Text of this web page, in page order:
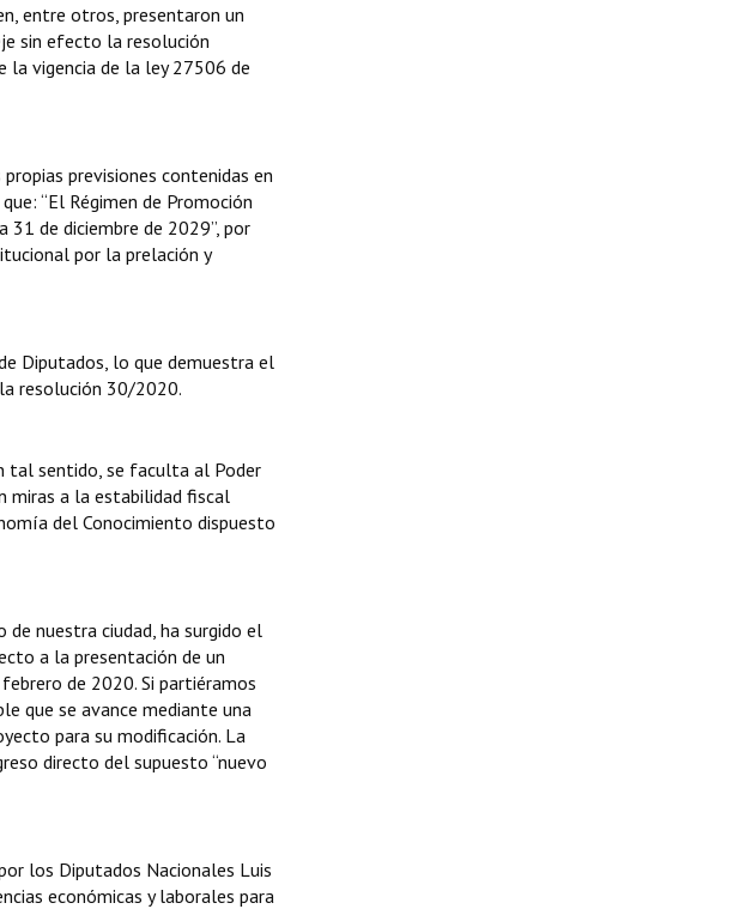
entre otros, presentaron un
sin efecto la resolución
la vigencia de la ley 27506 de
previsiones contenidas en
“El Régimen de Promoción
de diciembre de 2029”, por
por la prelación y
Diputados, lo que demuestra el
resolución 30/2020.
tal sentido, se faculta al Poder
miras a la estabilidad fiscal
del Conocimiento dispuesto
nuestra ciudad, ha surgido el
a la presentación de un
de 2020. Si partiéramos
que se avance mediante una
para su modificación. La
directo del supuesto “nuevo
los Diputados Nacionales Luis
económicas y laborales para